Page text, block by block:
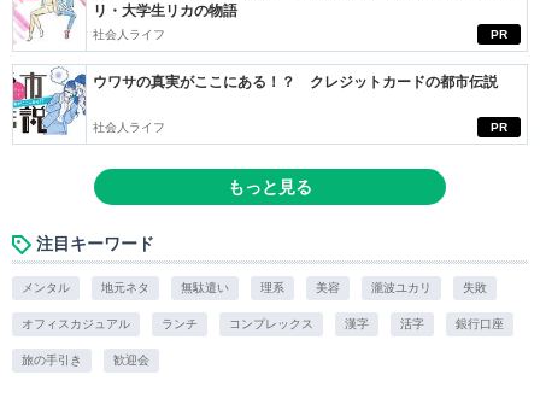
PR
リ・大学生リカの物語
社会人ライフ
PR
ウワサの真実がここにある！？ クレジットカードの都市伝説
社会人ライフ
もっと見る
注目キーワード
メンタル 地元ネタ 無駄遣い 理系 美容 瀧波ユカリ 失敗
オフィスカジュアル ランチ コンプレックス 漢字 活字 銀行口座
旅の手引き 歓迎会